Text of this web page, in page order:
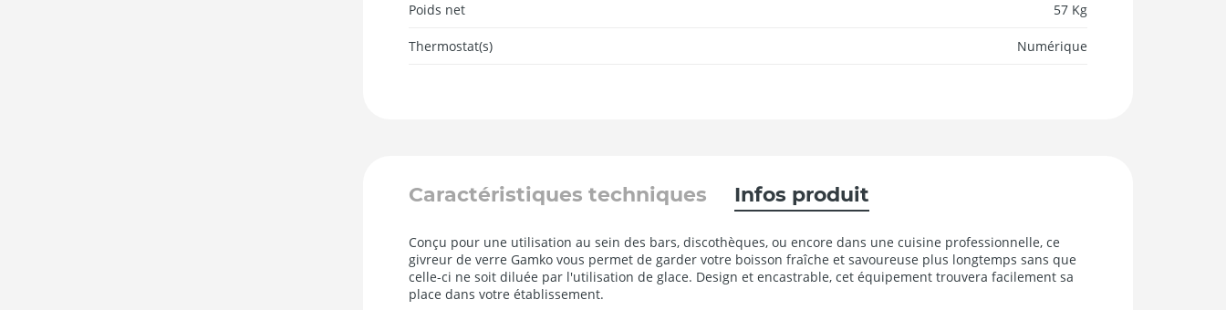
Poids net 57 Kg
Thermostat(s) Numérique
Caractéristiques techniques Infos produit
Conçu pour une utilisation au sein des bars, discothèques, ou encore dans une cuisine professionnelle, ce
givreur de verre Gamko vous permet de garder votre boisson fraîche et savoureuse plus longtemps sans que
celle-ci ne soit diluée par l'utilisation de glace. Design et encastrable, cet équipement trouvera facilement sa
place dans votre établissement.